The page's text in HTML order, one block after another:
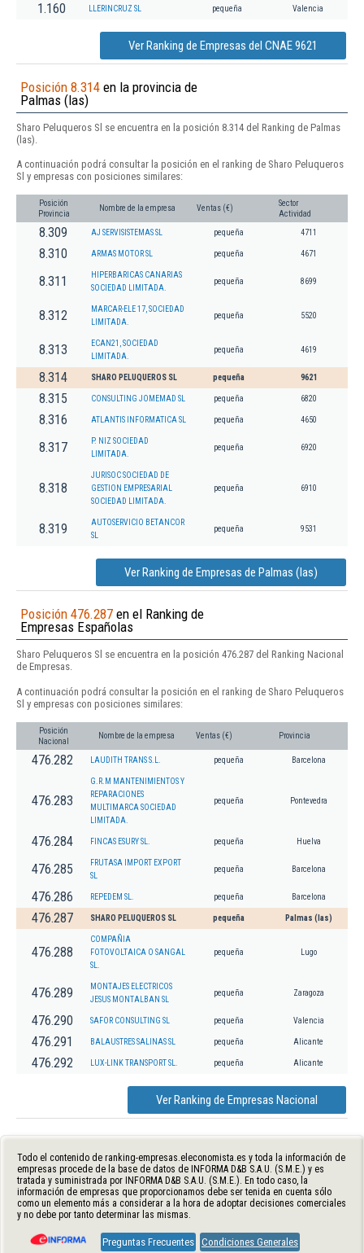
1.160 LLERINCRUZ SL pequeña Valencia
Ver Ranking de Empresas del CNAE 9621
Posición 8.314 en la provincia de
Palmas (las)
Sharo Peluqueros Sl se encuentra en la posición 8.314 del Ranking de Palmas
(las).
A continuación podrá consultar la posición en el ranking de Sharo Peluqueros
Sl y empresas con posiciones similares:
Posición
Provincia
Nombre de la empresa Ventas (€)
Sector
Actividad
8.309 AJ SERVISISTEMAS SL pequeña 4711
8.310 ARMAS MOTOR SL pequeña 4671
8.311
HIPERBARICAS CANARIAS
SOCIEDAD LIMITADA.
pequeña 8699
8.312
MARCAR-ELE 17, SOCIEDAD
LIMITADA.
pequeña 5520
8.313
ECAN21, SOCIEDAD
LIMITADA.
pequeña 4619
8.314 SHARO PELUQUEROS SL pequeña 9621
8.315 CONSULTING JOMEMAD SL pequeña 6820
8.316 ATLANTIS INFORMATICA SL pequeña 4650
8.317
P. NIZ SOCIEDAD
LIMITADA.
pequeña 6920
8.318
JURISOC SOCIEDAD DE
GESTION EMPRESARIAL
SOCIEDAD LIMITADA.
pequeña 6910
8.319
AUTOSERVICIO BETANCOR
SL
pequeña 9531
Ver Ranking de Empresas de Palmas (las)
Posición 476.287 en el Ranking de
Empresas Españolas
Sharo Peluqueros Sl se encuentra en la posición 476.287 del Ranking Nacional
de Empresas.
A continuación podrá consultar la posición en el ranking de Sharo Peluqueros
Sl y empresas con posiciones similares:
Posición
Nacional
Nombre de la empresa Ventas (€) Provincia
476.282 LAUDITH TRANS S.L. pequeña Barcelona
476.283
G.R.M MANTENIMIENTOS Y
REPARACIONES
MULTIMARCA SOCIEDAD
LIMITADA.
pequeña Pontevedra
476.284 FINCAS ESURY SL. pequeña Huelva
476.285
FRUTASA IMPORT EXPORT
SL
pequeña Barcelona
476.286 REPEDEM SL. pequeña Barcelona
476.287 SHARO PELUQUEROS SL pequeña Palmas (las)
476.288
COMPAÑIA
FOTOVOLTAICA O SANGAL
SL.
pequeña Lugo
476.289
MONTAJES ELECTRICOS
JESUS MONTALBAN SL
pequeña Zaragoza
476.290 SAFOR CONSULTING SL pequeña Valencia
476.291 BALAUSTRES SALINAS SL pequeña Alicante
476.292 LUX-LINK TRANSPORT SL. pequeña Alicante
Ver Ranking de Empresas Nacional
Todo el contenido de ranking-empresas.eleconomista.es y toda la información de
empresas procede de la base de datos de INFORMA D&B S.A.U. (S.M.E.) y es
tratada y suministrada por INFORMA D&B S.A.U. (S.M.E.). En todo caso, la
información de empresas que proporcionamos debe ser tenida en cuenta sólo
como un elemento más a considerar a la hora de adoptar decisiones comerciales
y no debe por tanto determinar las mismas.
Preguntas Frecuentes Condiciones Generales